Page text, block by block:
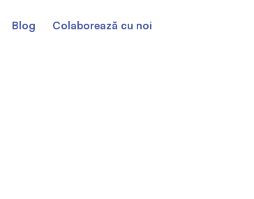
Blog Colaborează cu noi